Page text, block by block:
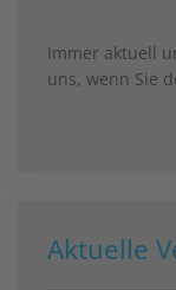
Immer aktuell
uns, wenn Sie
Aktuelle